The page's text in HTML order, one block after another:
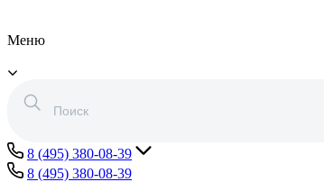
Меню
8 (495) 380-08-39
8 (495) 380-08-39